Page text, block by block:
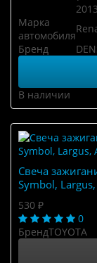
Марка
автомобиля
Бренд
В наличии
Свеча
Symbol,
530 ₽
0
БрендTOYOTA